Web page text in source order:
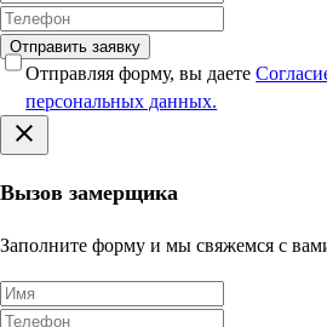
Отправить заявку
Отправляя форму, вы даете
персональных данных.
Вызов замерщика
Заполните форму и мы свяжемся с